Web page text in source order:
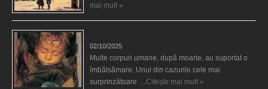
mai mult »
02/10/2025
Multe corpuri umane, după moarte, au suportat o
îmbălsămare. Unul din cazurile cele mai
surprinzătoare …Citește mai mult »